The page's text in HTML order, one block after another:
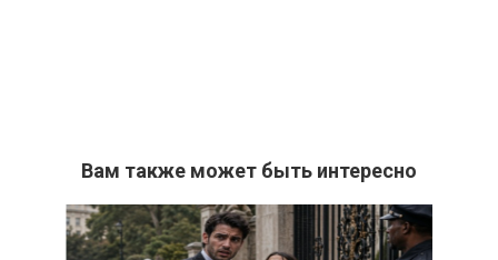
Вам также может быть интересно